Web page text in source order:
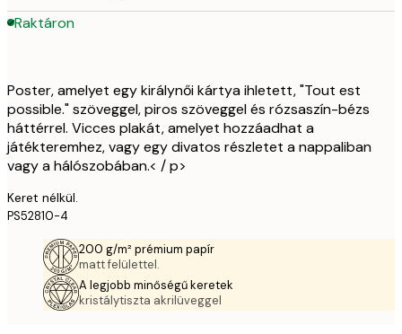
Raktáron
Poster, amelyet egy királynői kártya ihletett, "Tout est
possible." szöveggel, piros szöveggel és rózsaszín-bézs
háttérrel. Vicces plakát, amelyet hozzáadhat a
játékteremhez, vagy egy divatos részletet a nappaliban
vagy a hálószobában.< / p>
Keret nélkül.
PS52810-4
200 g/m² prémium papír
matt felülettel.
A legjobb minőségű keretek
kristálytiszta akrilüveggel